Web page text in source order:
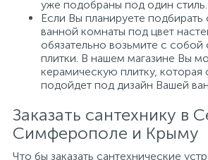
уже подобраны под один стиль.
Если Вы планируете подбирать
ванной комнаты под цвет
обязательно возьмите с собой
плитки. В нашем магазине Вы
керамическую плитку, которая
подойдет под дизайн Вашей
Заказать сантехнику в
Симферополе и Крыму
Что бы заказать сантехнические